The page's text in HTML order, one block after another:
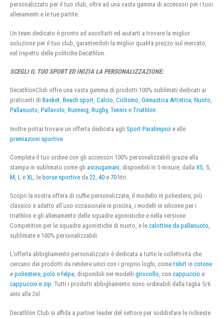
personalizzato per il tuo club, oltre ad una vasta gamma di accessori per i tuoi
allenamenti e le tue partite.
Un team dedicato è pronto ad ascoltarti ed aiutarti a trovare la miglior
soluzione per il tuo club, garantendoti la miglior qualità prezzo sul mercato,
nel rispetto delle politiche Decathlon.
SCEGLI IL TUO SPORT ED INIZIA LA PERSONALIZZAZIONE:
DecathlonClub offre una vasta gamma di prodotti 100% sublimati dedicati ai
praticanti di Basket, Beach sport, Calcio, Ciclismo, Ginnastica Artistica, Nuoto,
Pallanuoto, Pallavolo, Running, Rugby, Tennis e Triathlon.
Inoltre potrai trovare un offerta dedicata agli Sport Paralimpici e alle
premiazioni sportive
Completa il tuo ordine con gli accessori 100% personalizzabili grazie alla
stampa in sublimato come gli asciugamani , disponibili in 5 misure, dalla XS S
M L e XL , le borse sportive da 22 40 e 70 litri.
Scopri la nostra offera di cuffie personalizzate, il modello in poliestere, più
classico e adatto all’uso occasionale in piscina, i modelli in silicone per i
triathlon e gli allenamento delle squadre agonistiche e nella versione
Competition per le squadre agonistiche di nuoto, e le calottine da pallanuoto,
sublimate e 100% personalizzabili
L’offerta abbigliamento personalizzato è dedicata a tutte le collettività che
cercano dei prodotti da rendere unici con i proprio loghi, cometshirt in cotone
e poliestere, polo e felpe, disponibili nei modelli girocollo, con cappuccio e
cappuccio e zip. Tutti i prodotti abbigliamento sono ordinabili dalla taglia 5/6
anni alla 2xl.
Decathlon Club si affida a partner leader del settore per soddisfare le richieste